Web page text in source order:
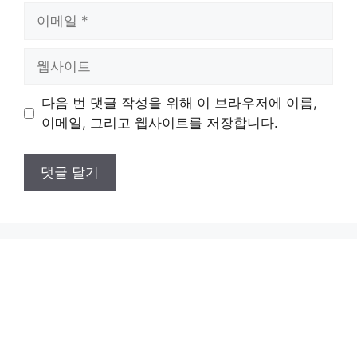
트
다음 번 댓글 작성을 위해 이 브라우저에 이름,
이메일, 그리고 웹사이트를 저장합니다.